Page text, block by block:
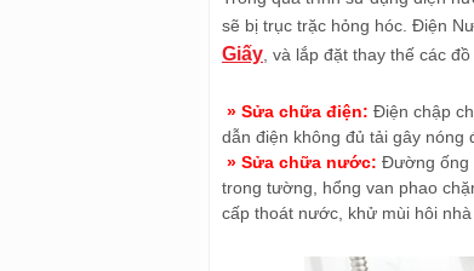
sẽ bị trục trặc hỏng hóc. Điện
Giấy , và lắp đặt thay thế các
» Sửa chữa điện: Điện chập
dẫn điện không đủ tải gây nóng
» Sửa chữa nước: Đường ống
trong tường, hổng van phao
cấp thoát nước, khử mùi hôi nhà